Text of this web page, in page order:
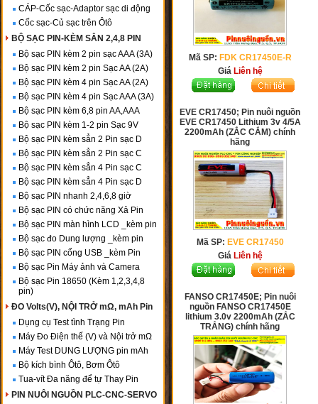
CÁP-Cốc sạc-Adaptor sạc di động
Cốc sạc-Củ sạc trên Ôtô
BỘ SẠC PIN-KÈM SẲN 2,4,8 PIN
Bộ sạc PIN kèm 2 pin sạc AAA (3A)
Bộ sạc PIN kèm 2 pin Sạc AA (2A)
Bộ sạc PIN kèm 4 pin Sạc AA (2A)
Bộ sạc PIN kèm 4 pin Sạc AAA (3A)
Bộ sạc PIN kèm 6,8 pin AA,AAA
Bộ sạc PIN kèm 1-2 pin Sạc 9V
Bộ sạc PIN kèm sẳn 2 Pin sạc D
Bộ sạc PIN kèm sẳn 2 Pin sạc C
Bộ sạc PIN kèm sẳn 4 Pin sạc C
Bộ sạc PIN kèm sẳn 4 Pin sạc D
Bộ sạc PIN nhanh 2,4,6,8 giờ
Bộ sạc PIN có chức năng Xả Pin
Bộ sạc PIN màn hình LCD _kèm pin
Bộ sạc đo Dung lượng _kèm pin
Bộ sạc PIN cổng USB _kèm Pin
Bộ sạc Pin Máy ảnh và Camera
Bộ sạc Pin 18650 (Kèm 1,2,3,4,8
pin)
ĐO Volts(V), NỘI TRỞ mΩ, mAh Pin
Dụng cụ Test tình Trạng Pin
Máy Đo Điện thế (V) và Nội trở mΩ
Máy Test DUNG LƯỢNG pin mAh
Bộ kích bình Ôtô, Bơm Ôtô
Tua-vít Đa năng để tự Thay Pin
PIN NUÔI NGUỒN PLC-CNC-SERVO
Mã SP: FDK CR17450E-R
Giá Liên hệ
EVE CR17450; Pin nuôi nguồn
EVE CR17450 Lithium 3v 4/5A
2200mAh (ZẮC CẮM) chính
hãng
Mã SP: EVE CR17450
Giá Liên hệ
FANSO CR17450E; Pin nuôi
nguồn FANSO CR17450E
lithium 3.0v 2200mAh (ZẮC
TRẮNG) chính hãng